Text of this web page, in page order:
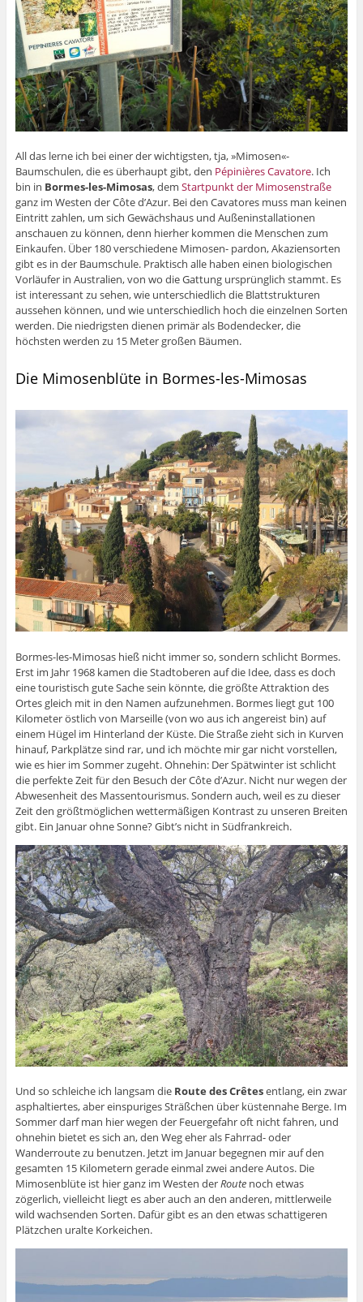
All das lerne ich bei einer der wichtigsten, tja, »Mimosen«-
Baumschulen, die es überhaupt gibt, den Pépinières Cavatore. Ich
bin in Bormes-les-Mimosas, dem Startpunkt der Mimosenstraße
ganz im Westen der Côte d’Azur. Bei den Cavatores muss man keinen
Eintritt zahlen, um sich Gewächshaus und Außeninstallationen
anschauen zu können, denn hierher kommen die Menschen zum
Einkaufen. Über 180 verschiedene Mimosen- pardon, Akaziensorten
gibt es in der Baumschule. Praktisch alle haben einen biologischen
Vorläufer in Australien, von wo die Gattung ursprünglich stammt. Es
ist interessant zu sehen, wie unterschiedlich die Blattstrukturen
aussehen können, und wie unterschiedlich hoch die einzelnen Sorten
werden. Die niedrigsten dienen primär als Bodendecker, die
höchsten werden zu 15 Meter großen Bäumen.
Die Mimosenblüte in Bormes-les-Mimosas
Bormes-les-Mimosas hieß nicht immer so, sondern schlicht Bormes.
Erst im Jahr 1968 kamen die Stadtoberen auf die Idee, dass es doch
eine touristisch gute Sache sein könnte, die größte Attraktion des
Ortes gleich mit in den Namen aufzunehmen. Bormes liegt gut 100
Kilometer östlich von Marseille (von wo aus ich angereist bin) auf
einem Hügel im Hinterland der Küste. Die Straße zieht sich in Kurven
hinauf, Parkplätze sind rar, und ich möchte mir gar nicht vorstellen,
wie es hier im Sommer zugeht. Ohnehin: Der Spätwinter ist schlicht
die perfekte Zeit für den Besuch der Côte d’Azur. Nicht nur wegen der
Abwesenheit des Massentourismus. Sondern auch, weil es zu dieser
Zeit den größtmöglichen wettermäßigen Kontrast zu unseren Breiten
gibt. Ein Januar ohne Sonne? Gibt’s nicht in Südfrankreich.
Und so schleiche ich langsam die Route des Crêtesentlang, ein zwar
asphaltiertes, aber einspuriges Sträßchen über küstennahe Berge. Im
Sommer darf man hier wegen der Feuergefahr oft nicht fahren, und
ohnehin bietet es sich an, den Weg eher als Fahrrad- oder
Wanderroute zu benutzen. Jetzt im Januar begegnen mir auf den
gesamten 15 Kilometern gerade einmal zwei andere Autos. Die
Mimosenblüte ist hier ganz im Westen derRoutenoch etwas
zögerlich, vielleicht liegt es aber auch an den anderen, mittlerweile
wild wachsenden Sorten. Dafür gibt es an den etwas schattigeren
Plätzchen uralte Korkeichen.